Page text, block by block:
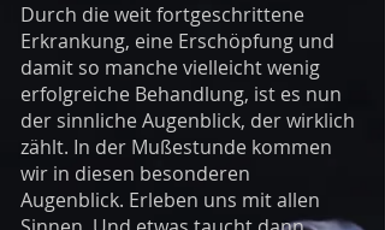
Durch die weit fortgeschrittene
Erkrankung, eine Erschöpfung und
damit so manche vielleicht wenig
erfolgreiche Behandlung, ist es nun
der sinnliche Augenblick, der wirklich
zählt. In der Mußestunde kommen
wir in diesen besonderen
Augenblick. Erleben uns mit allen